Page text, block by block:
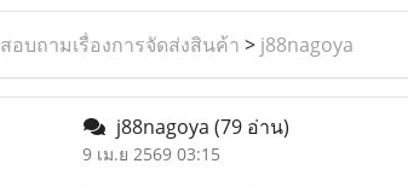
สอบถามเรื่องการจัดส่งสินค้า > j88nagoya
j88nagoya (79 อ่าน)
9 เม.ย 2569 03:15